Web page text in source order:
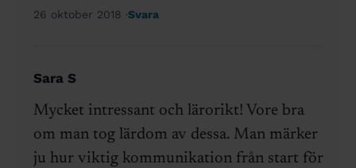
26 oktober 2018 Svara
Sara S
Mycket intressant och lärorikt! Vore bra
om man tog lärdom av dessa. Man märker
ju hur viktig kommunikation från start för